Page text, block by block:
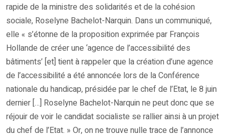
rapide de la ministre des solidarités et de la cohésion
sociale, Roselyne Bachelot-Narquin. Dans un communiqué,
elle « s’étonne de la proposition exprimée par François
Hollande de créer une ‘agence de l’accessibilité des
bâtiments’ [et] tient à rappeler que la création d’une agence
de l’accessibilité a été annoncée lors de la Conférence
nationale du handicap, présidée par le chef de l’Etat, le 8 juin
dernier […] Roselyne Bachelot-Narquin ne peut donc que se
réjouir de voir le candidat socialiste se rallier ainsi à un projet
du chef de l’Etat. » Or, on ne trouve nulle trace de l’annonce